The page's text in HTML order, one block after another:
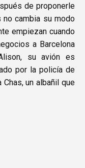
de proponerle
cambia su modo
empiezan cuando
a Barcelona
su avión es
por la policía de
un albañil que